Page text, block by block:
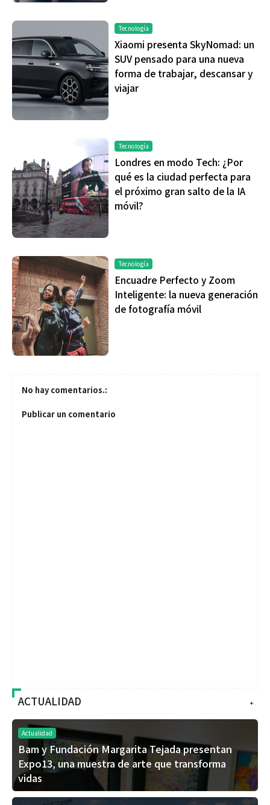
Tecnología
Xiaomi presenta SkyNomad: un
SUV pensado para una nueva
forma de trabajar, descansar y
viajar
Tecnología
Londres en modo Tech: ¿Por
qué es la ciudad perfecta para
el próximo gran salto de la IA
móvil?
Tecnología
Encuadre Perfecto y Zoom
Inteligente: la nueva generación
de fotografía móvil
No hay comentarios.:
Publicar un comentario
+
ACTUALIDAD
Actualidad
Bam y Fundación Margarita Tejada presentan
Expo13, una muestra de arte que transforma
vidas